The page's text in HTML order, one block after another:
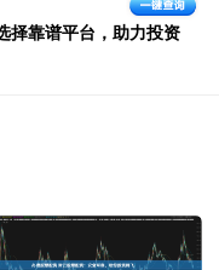
择靠谱平台，助力投资